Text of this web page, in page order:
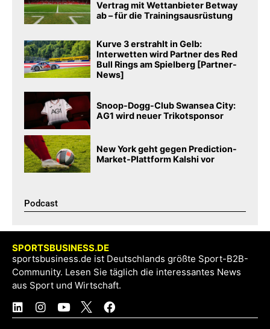
Vertrag mit Wettanbieter Betway
ab – für die Trainingsausrüstung
Kurve 3 erstrahlt in Gelb:
Interwetten wird Partner des Red
Bull Rings am Spielberg [Partner-
News]
Snoop-Dogg-Club Swansea City:
AG1 wird neuer Trikotsponsor
New York geht gegen Prediction-
Market-Plattform Kalshi vor
Podcast​
SPORTSBUSINESS.DE
sportsbusiness.de ist Deutschlands größte Sport-B2B-
Community. Lesen Sie täglich die interessantes News
aus Sport und Wirtschaft.